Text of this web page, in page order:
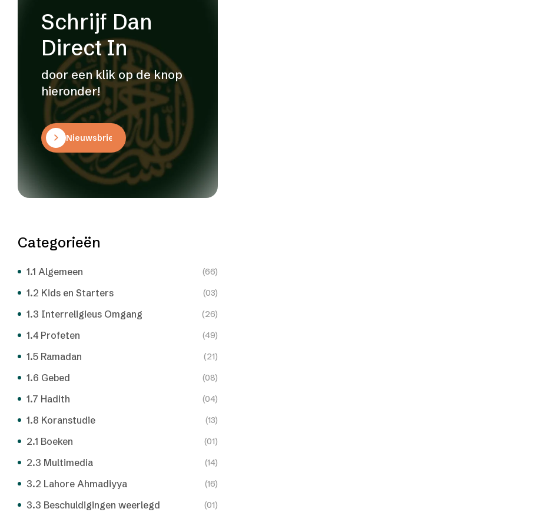
Schrijf Dan
Direct In
door een klik op de knop
hieronder!
Nieuwsbrief
Categorieën
1.1 Algemeen (66)
1.2 Kids en Starters (03)
1.3 Interreligieus Omgang (26)
1.4 Profeten (49)
1.5 Ramadan (21)
1.6 Gebed (08)
1.7 Hadith (04)
1.8 Koranstudie (13)
2.1 Boeken (01)
2.3 Multimedia (14)
3.2 Lahore Ahmadiyya (16)
3.3 Beschuldigingen weerlegd (01)